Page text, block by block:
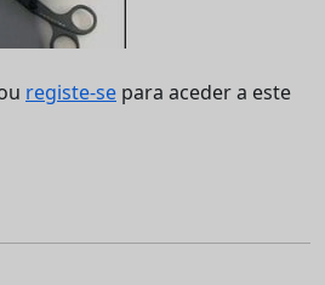
registe-se para aceder a este